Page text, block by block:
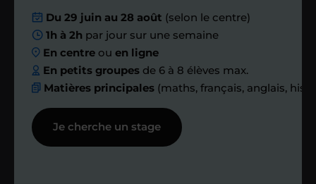
Nous planifions
ensemble des
échanges réguliers
Afin de suivre le travail et les progrès
réalisés, votre enseignant et moi-
même vous proposons des points et
Du 29 juin au 28 août (selon le centre)
1h à 2h par jour sur une semaine
En centre ouen ligne
En petits groupes de 6 à 8 élèves max.
Matières principales (maths, français, anglais,
Je cherche un stage